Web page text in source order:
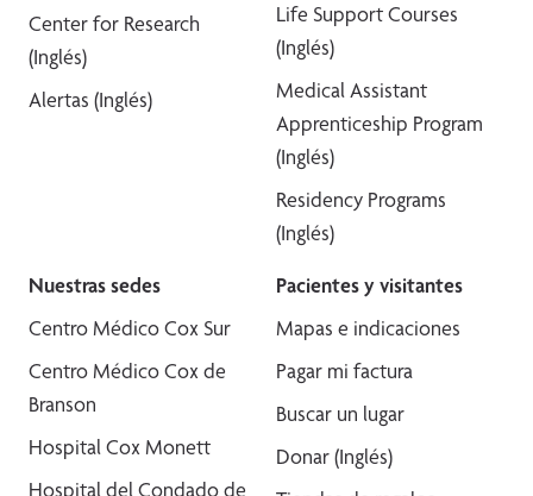
Center for Research
(Inglés)
Alertas (Inglés)
Life Support Courses
(Inglés)
Medical Assistant
Apprenticeship Program
(Inglés)
Residency Programs
(Inglés)
Nuestras sedes
Centro Médico Cox Sur
Centro Médico Cox de
Branson
Hospital Cox Monett
Hospital del Condado de
Pacientes y visitantes
Mapas e indicaciones
Pagar mi factura
Buscar un lugar
Donar (Inglés)